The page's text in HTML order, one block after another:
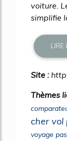
voiture.
simplifie
LIRE
Site :
Thèmes
cher vol
voyage